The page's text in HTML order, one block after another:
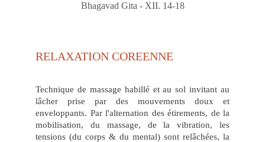
RELAXATION COREENNE
Bhagavad Gita - XII. 14-18
Technique de massage habillé et au sol invitant au
lâcher prise par des mouvements doux et
enveloppants. Par l'alternation des étirements, de la
mobilisation, du massage, de la vibration, les
tensions (du corps & du mental) sont relâchées, la